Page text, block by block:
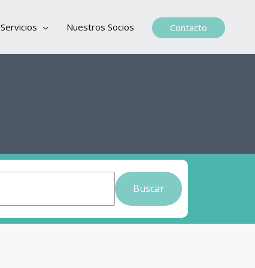
Servicios Nuestros Socios Contacto